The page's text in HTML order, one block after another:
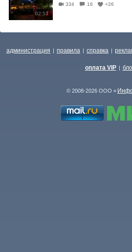
02:53
334 16 +26
администрация | правила | справка |
оплата VIP |
© 2008-2026 ООО «